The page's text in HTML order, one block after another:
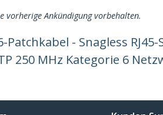
vorherige Ankündigung vorbehalten.
- Snagless
250 MHz Kategorie 6